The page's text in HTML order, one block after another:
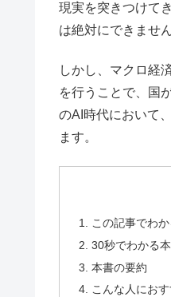
現実を突きつけて
は絶対にできません
しかし、マクロ経
を行うことで、国
のAI時代において
ます。
この記事でわか
30秒でわかる
本書の要約
こんな人にお